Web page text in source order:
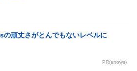
の頑丈さがとんでもないレベルに
PR(arrows)